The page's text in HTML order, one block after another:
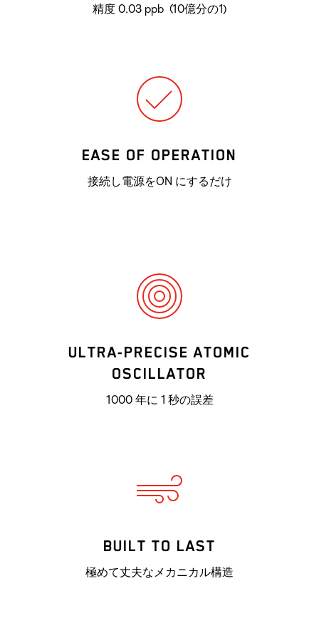
精度 0.03 ppb (10億分の1)
EASE OF OPERATION
接続し電源をON にするだけ
ULTRA-PRECISE ATOMIC
OSCILLATOR
1000 年に 1 秒の誤差
BUILT TO LAST
極めて丈夫なメカニカル構造